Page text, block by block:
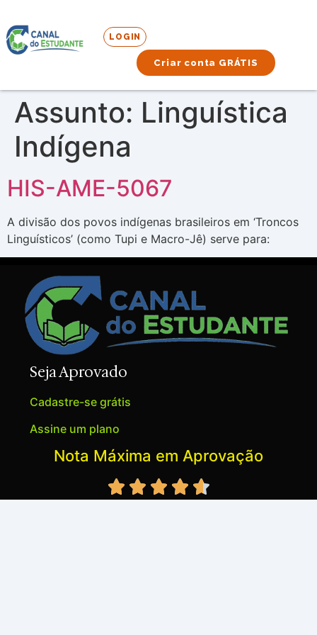
LOGIN
Criar conta GRÁTIS
Assunto: Linguística
Indígena
HIS-AME-5067
A divisão dos povos indígenas brasileiros em ‘Troncos
Linguísticos’ (como Tupi e Macro-Jê) serve para:
Seja Aprovado
Cadastre-se grátis
Assine um plano
Nota Máxima em Aprovação